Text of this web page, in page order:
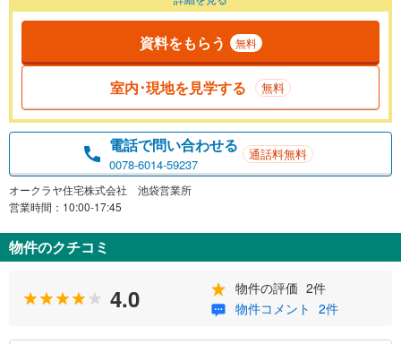
資料をもらう 無料
室内･現地を見学する 無料
電話で問い合わせる
0078-6014-59237
通話料無料
オークラヤ住宅株式会社 池袋営業所
営業時間：10:00-17:45
物件のクチコミ
4.0 物件の評価 2件
物件コメント 2件